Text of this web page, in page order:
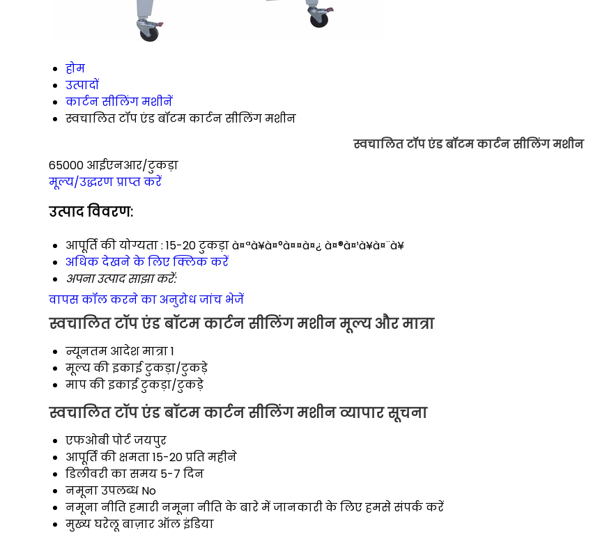
होम
उत्पादों
कार्टन सीलिंग मशीनें
स्वचालित टॉप एंड बॉटम कार्टन सीलिंग मशीन
स्वचालित टॉप एंड बॉटम कार्टन सीलिंग मशीन
65000 आईएनआर/टुकड़ा
मूल्य/उद्धरण प्राप्त करें
उत्पाद विवरण:
आपूर्ति की योग्यता : 15-20 टुकड़ा à¤ªà¥à¤°à¤¤à¤¿ à¤®à¤¹à¥à¤¨à¥
अधिक देखने के लिए क्लिक करें
अपना उत्पाद साझा करें:
वापस कॉल करने का अनुरोधजांच भेजें
स्वचालित टॉप एंड बॉटम कार्टन सीलिंग मशीन मूल्य और मात्रा
न्यूनतम आदेश मात्रा1
मूल्य की इकाईटुकड़ा/टुकड़े
माप की इकाईटुकड़ा/टुकड़े
स्वचालित टॉप एंड बॉटम कार्टन सीलिंग मशीन व्यापार सूचना
एफओबी पोर्टजयपुर
आपूर्ति की क्षमता15-20 प्रति महीने
डिलीवरी का समय 5-7 दिन
नमूना उपलब्ध No
नमूना नीतिहमारी नमूना नीति के बारे में जानकारी के लिए हमसे संपर्क करें
मुख्य घरेलू बाज़ार ऑल इंडिया